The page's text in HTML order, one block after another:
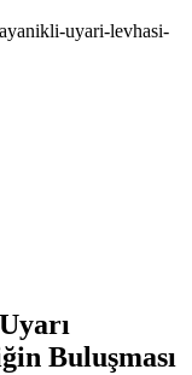
uyari-levhasi-
Buluşması